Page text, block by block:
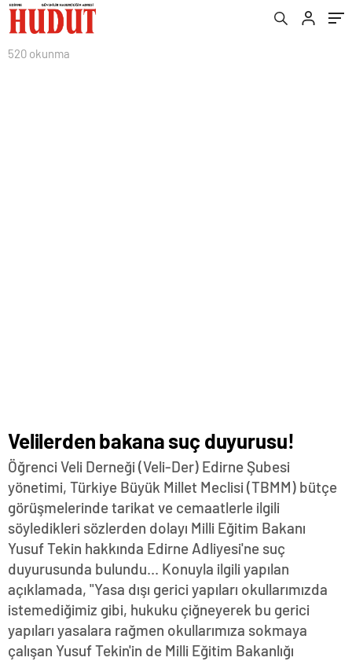
520 okunma
Velilerden bakana suç duyurusu!
Öğrenci Veli Derneği (Veli-Der) Edirne Şubesi
yönetimi, Türkiye Büyük Millet Meclisi (TBMM) bütçe
görüşmelerinde tarikat ve cemaatlerle ilgili
söyledikleri sözlerden dolayı Milli Eğitim Bakanı
Yusuf Tekin hakkında Edirne Adliyesi'ne suç
duyurusunda bulundu... Konuyla ilgili yapılan
açıklamada, "Yasa dışı gerici yapıları okullarımızda
istemediğimiz gibi, hukuku çiğneyerek bu gerici
yapıları yasalara rağmen okullarımıza sokmaya
çalışan Yusuf Tekin'in de Milli Eğitim Bakanlığı